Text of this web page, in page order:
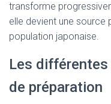
transforme
elle devient une source
population japonaise.
Les
de préparation